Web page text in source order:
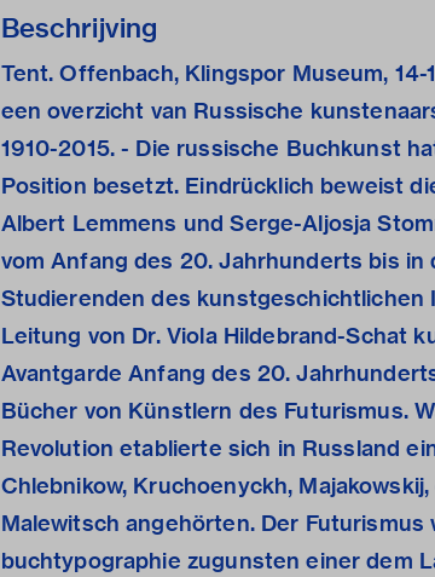
Beschrijving
Tent. Offenbach, Klingspor Museum,
een overzicht van Russische
1910-2015. - Die russische Buchkunst
Position besetzt. Eindrücklich beweist
Albert Lemmens und Serge-Aljosja
vom Anfang des 20. Jahrhunderts bis
Studierenden des
Leitung von Dr. Viola Hildebrand-Schat
Avantgarde Anfang des 20.
Bücher von Künstlern des Futurismus.
Revolution etablierte sich in Russland
Chlebnikow, Kruchoenyckh,
Malewitsch angehörten. Der
buchtypographie zugunsten einer dem